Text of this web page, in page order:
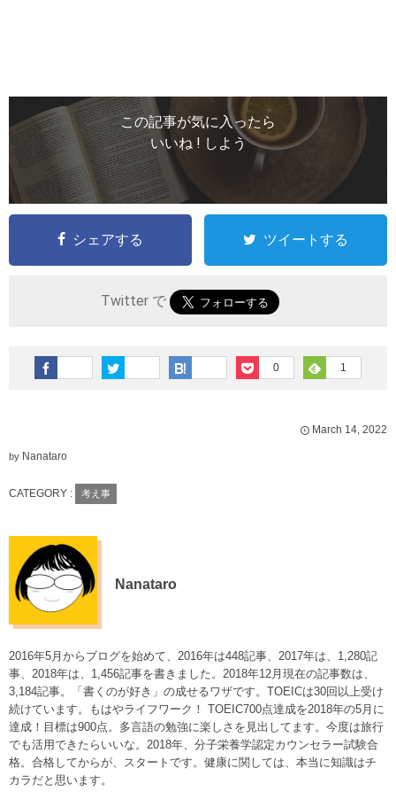
この記事が気に入ったら
いいね ! しよう
シェアする ツイートする
Twitter で
0 1
March 14, 2022
by Nanataro
CATEGORY : 考え事
Nanataro
2016年5月からブログを始めて、2016年は448記事、2017年は、1,280記
事、2018年は、1,456記事を書きました。2018年12月現在の記事数は、
3,184記事。「書くのが好き」の成せるワザです。TOEICは30回以上受け
続けています。もはやライフワーク！ TOEIC700点達成を2018年の5月に
達成！目標は900点。多言語の勉強に楽しさを見出してます。今度は旅行
でも活用できたらいいな。2018年、分子栄養学認定カウンセラー試験合
格。合格してからが、スタートです。健康に関しては、本当に知識はチ
カラだと思います。